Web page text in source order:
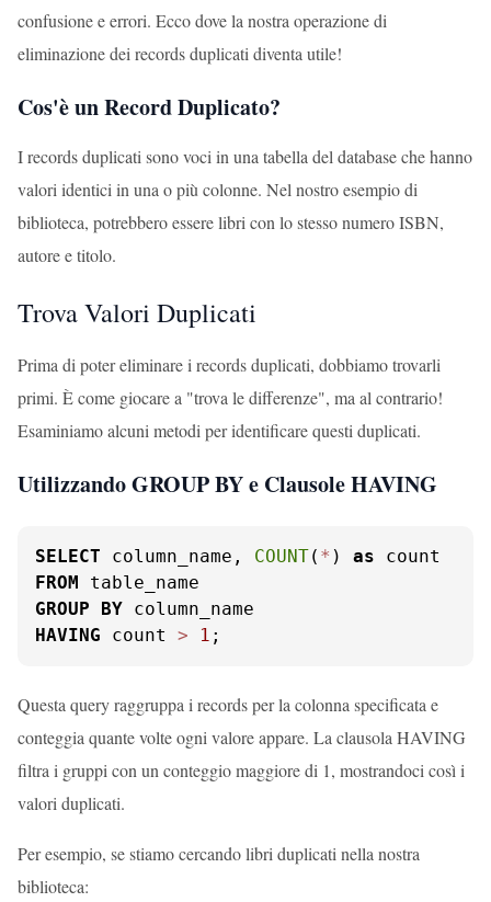
confusione e errori. Ecco dove la nostra operazione di
eliminazione dei records duplicati diventa utile!
Cos'è un Record Duplicato?
I records duplicati sono voci in una tabella del database che hanno
valori identici in una o più colonne. Nel nostro esempio di
biblioteca, potrebbero essere libri con lo stesso numero ISBN,
autore e titolo.
Trova Valori Duplicati
Prima di poter eliminare i records duplicati, dobbiamo trovarli
primi. È come giocare a "trova le differenze", ma al contrario!
Esaminiamo alcuni metodi per identificare questi duplicati.
Utilizzando GROUP BY e Clausole HAVING
SELECT column_name, COUNT( * ) as
FROM
GROUP
BY
HAVING count > 1 ;
Questa query raggruppa i records per la colonna specificata e
conteggia quante volte ogni valore appare. La clausola HAVING
filtra i gruppi con un conteggio maggiore di 1, mostrandoci così i
valori duplicati.
Per esempio, se stiamo cercando libri duplicati nella nostra
biblioteca: